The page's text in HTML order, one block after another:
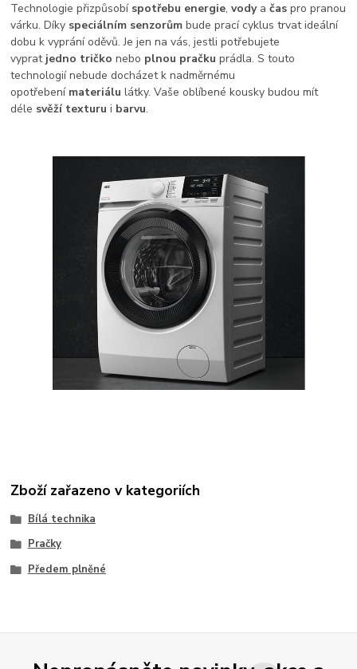
Technologie přizpůsobí spotřebu energie,vodyačas pro pranou
várku. Díky speciálním senzorům bude prací cyklus trvat ideální
dobu k vyprání oděvů. Je jen na vás, jestli potřebujete
vyprat jedno tričko nebo plnou pračku prádla. S touto
technologií nebude docházet k nadměrnému
opotřebení materiálu látky. Vaše oblíbené kousky budou mít
déle svěží texturu i barvu.
Zboží zařazeno v kategoriích
Bílá technika
Pračky
Předem plněné